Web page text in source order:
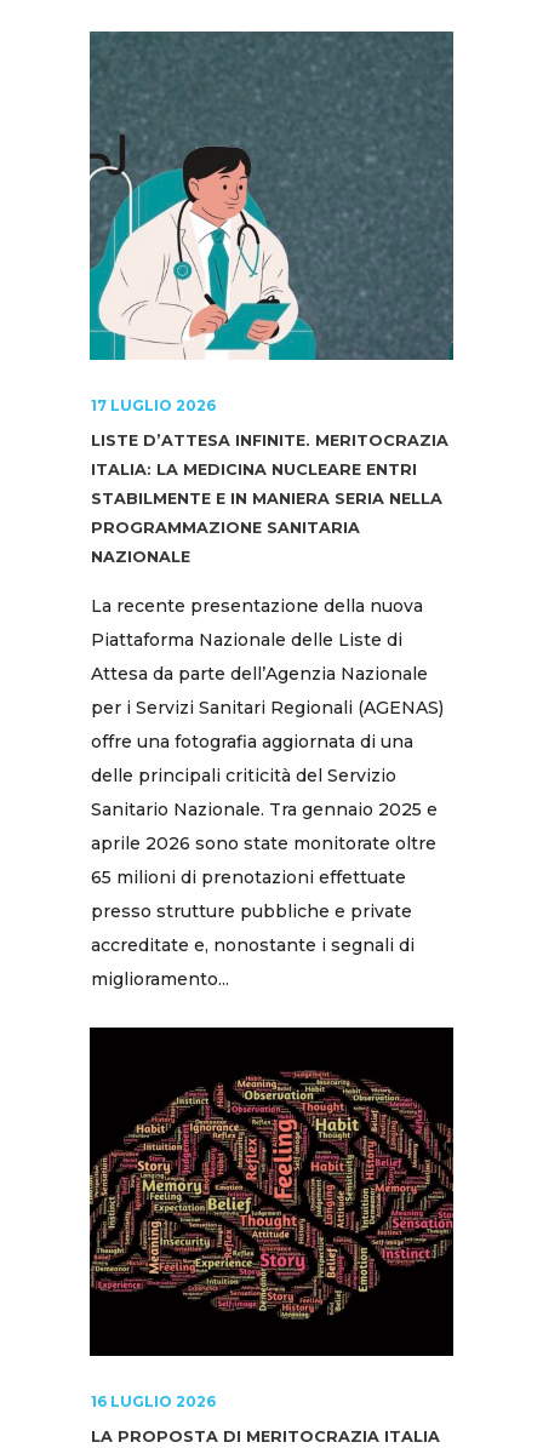
17 LUGLIO 2026
LISTE D’ATTESA INFINITE. MERITOCRAZIA
ITALIA: LA MEDICINA NUCLEARE ENTRI
STABILMENTE E IN MANIERA SERIA NELLA
PROGRAMMAZIONE SANITARIA
NAZIONALE
La recente presentazione della nuova
Piattaforma Nazionale delle Liste di
Attesa da parte dell’Agenzia Nazionale
per i Servizi Sanitari Regionali (AGENAS)
offre una fotografia aggiornata di una
delle principali criticità del Servizio
Sanitario Nazionale. Tra gennaio 2025 e
aprile 2026 sono state monitorate oltre
65 milioni di prenotazioni effettuate
presso strutture pubbliche e private
accreditate e, nonostante i segnali di
miglioramento...
16 LUGLIO 2026
LA PROPOSTA DI MERITOCRAZIA ITALIA